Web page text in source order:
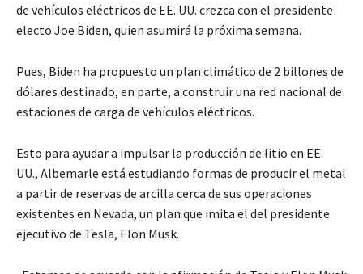
de vehículos eléctricos de EE. UU. crezca con el presidente
electo Joe Biden, quien asumirá la próxima semana.
Pues, Biden ha propuesto un plan climático de 2 billones de
dólares destinado, en parte, a construir una red nacional de
estaciones de carga de vehículos eléctricos.
Esto para ayudar a impulsar la producción de litio en EE.
UU., Albemarle está estudiando formas de producir el metal
a partir de reservas de arcilla cerca de sus operaciones
existentes en Nevada, un plan que imita el del presidente
ejecutivo de Tesla, Elon Musk.